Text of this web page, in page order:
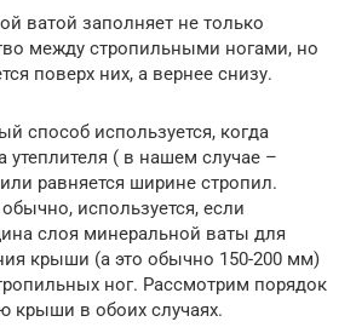
ватой заполняет не только
между стропильными ногами, но
поверх них, а вернее снизу.
способ используется, когда
утеплителя ( в нашем случае –
равняется ширине стропил.
используется, если
слоя минеральной ваты для
крыши (а это обычно 150-200 мм)
ног. Рассмотрим порядок
крыши в обоих случаях.